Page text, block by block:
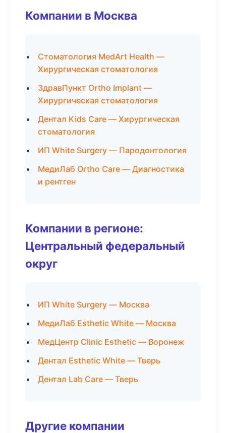
Компании в Москва
Стоматология MedArt Health —
Хирургическая стоматология
ЗдравПункт Ortho Implant —
Хирургическая стоматология
Дентал Kids Care — Хирургическая
стоматология
ИП White Surgery — Пародонтология
МедиЛаб Ortho Care — Диагностика
и рентген
Компании в регионе:
Центральный федеральный
округ
ИП White Surgery — Москва
МедиЛаб Esthetic White — Москва
МедЦентр Clinic Esthetic — Воронеж
Дентал Esthetic White — Тверь
Дентал Lab Care — Тверь
Другие компании